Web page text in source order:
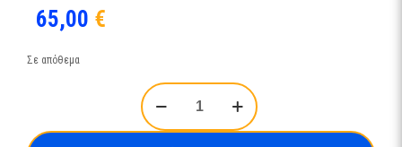
65,00 €
Σε απόθεμα
MERCEDES-
BENZ
MP4